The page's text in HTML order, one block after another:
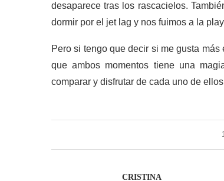
desaparece tras los rascacielos.
dormir por el jet lag y nos fuimos a la
Pero si tengo que decir si me gusta
que ambos momentos tiene una
comparar y disfrutar de cada uno de
CRISTINA